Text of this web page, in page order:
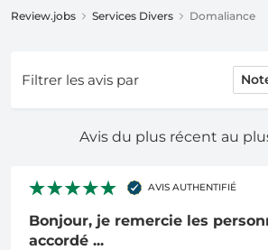
Review.jobs Services Divers Domaliance
Filtrer les avis par
Avis du plus récent au
AVIS AUTHENTIFIÉ
Bonjour, je remercie les
accordé ...